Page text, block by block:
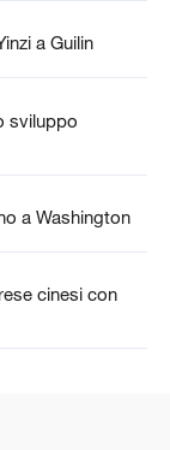
a Guilin
sviluppo
a Washington
cinesi con